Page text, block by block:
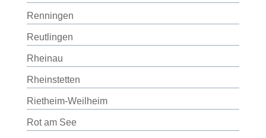
Renningen
Reutlingen
Rheinau
Rheinstetten
Rietheim-Weilheim
Rot am See